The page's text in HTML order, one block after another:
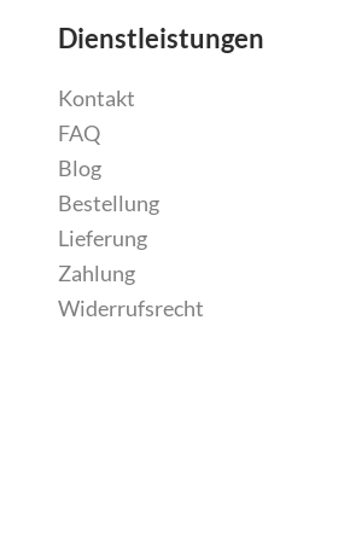
Dienstleistungen
Kontakt
FAQ
Blog
Bestellung
Lieferung
Zahlung
Widerrufsrecht